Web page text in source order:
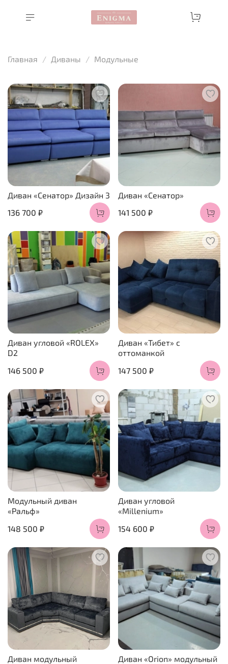
Главная Диваны Модульные
Диван «Сенатор» Дизайн 3
136 700 ₽
Диван «Сенатор»
141 500 ₽
Диван угловой «ROLEX»
D2
146 500 ₽
Диван «Тибет» с
оттоманкой
147 500 ₽
Модульный диван
«Ральф»
148 500 ₽
Диван угловой
«Millenium»
154 600 ₽
Диван модульный
Диван «Orion» модульный